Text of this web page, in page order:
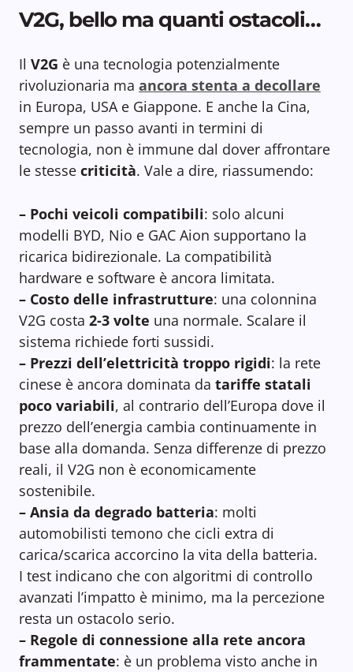
V2G, bello ma quanti ostacoli…
Il V2G è una tecnologia potenzialmente
rivoluzionaria ma ancora stenta a decollare
in Europa, USA e Giappone. E anche la Cina,
sempre un passo avanti in termini di
tecnologia, non è immune dal dover affrontare
le stesse criticità. Vale a dire, riassumendo:
– Pochi veicoli compatibili: solo alcuni
modelli BYD, Nio e GAC Aion supportano la
ricarica bidirezionale. La compatibilità
hardware e software è ancora limitata.
– Costo delle infrastrutture: una colonnina
V2G costa 2-3 volte una normale. Scalare il
sistema richiede forti sussidi.
– Prezzi dell’elettricità troppo rigidi: la rete
cinese è ancora dominata da tariffe statali
poco variabili, al contrario dell’Europa dove il
prezzo dell’energia cambia continuamente in
base alla domanda. Senza differenze di prezzo
reali, il V2G non è economicamente
sostenibile.
– Ansia da degrado batteria: molti
automobilisti temono che cicli extra di
carica/scarica accorcino la vita della batteria.
I test indicano che con algoritmi di controllo
avanzati l’impatto è minimo, ma la percezione
resta un ostacolo serio.
– Regole di connessione alla rete ancora
frammentate: è un problema visto anche in